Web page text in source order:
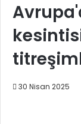
30 Nisan 2025